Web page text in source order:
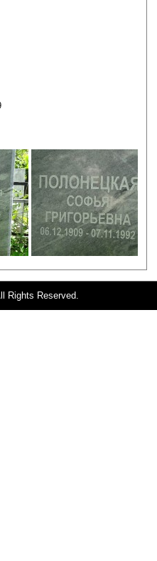
Rights Reserved.